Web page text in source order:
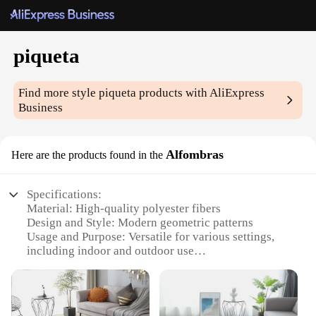
piqueta
Find more stylepiqueta products with AliExpress
Business
Here are the products found in the Alfombras
Specifications:
Material: High-quality polyester fibers
Design and Style: Modern geometric patterns
Usage and Purpose: Versatile for various settings,
including indoor and outdoor use
Performance and Property: Durable, easy to clean,
and resistant to wear and tear